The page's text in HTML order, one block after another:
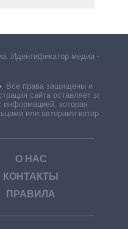
Идентификатор медиа –
. Все права защищены и
сайта оставляет за
информацией, которая
или авторами которой
О НАС
КОНТАКТЫ
ПРАВИЛА